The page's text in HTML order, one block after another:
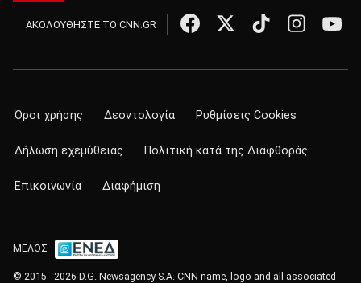
ΑΚΟΛΟΥΘΗΣΤΕ ΤΟ CNN.GR
Όροι χρήσης Δεοντολογία Ρυθμίσεις Cookies
Δήλωση εχεμύθειας Πολιτική κατά της Διαφθοράς
Επικοινωνία Διαφήμιση
ΜΕΛΟΣ
© 2015 - 2026 D.G. Newsagency S.A. CNN name, logo and all associated